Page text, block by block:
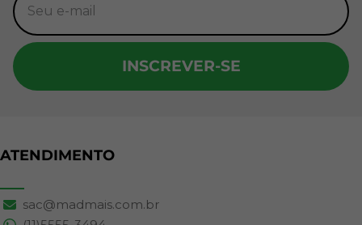
INSCREVER-SE
ATENDIMENTO
sac@madmais.com.br